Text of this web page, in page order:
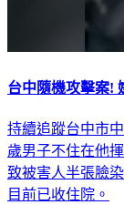
台中隨機攻擊案!
持續追蹤台中市
歲男子不住在他
致被害人半張臉
目前已收住院。